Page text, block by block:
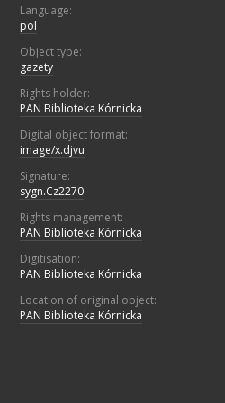
Language:
pol
Object type:
gazety
Rights holder:
PAN Biblioteka Kórnicka
Digital object format:
image/x.djvu
Signature:
sygn.Cz2270
Rights management:
PAN Biblioteka Kórnicka
Digitisation:
PAN Biblioteka Kórnicka
Location of original object:
PAN Biblioteka Kórnicka